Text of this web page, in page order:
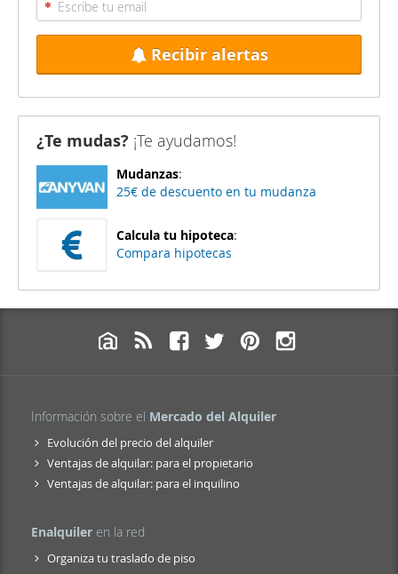
Recibir alertas
¿Te mudas? ¡Te ayudamos!
Mudanzas:
25€ de descuento en tu mudanza
Calcula tu hipoteca:
Compara hipotecas
Información sobre el Mercado del Alquiler
Evolución del precio del alquiler
Ventajas de alquilar: para el propietario
Ventajas de alquilar: para el inquilino
Enalquiler en la red
Organiza tu traslado de piso